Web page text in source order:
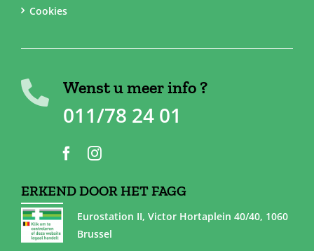
Cookies
Wenst u meer info ?
011/78 24 01
ERKEND DOOR HET FAGG
Eurostation II, Victor Hortaplein 40/40, 1060
Brussel